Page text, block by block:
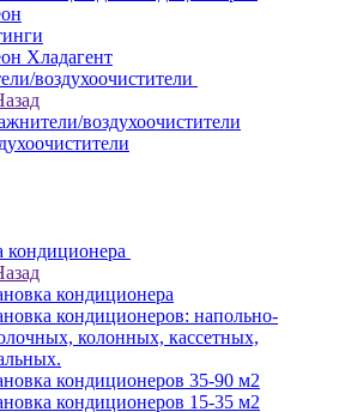
Хладагент
воздухоочистители
воздухоочистители
кондиционера
кондиционера
кондиционеров: напольно-
колонных, кассетных,
кондиционеров 35-90 м2
кондиционеров 15-35 м2